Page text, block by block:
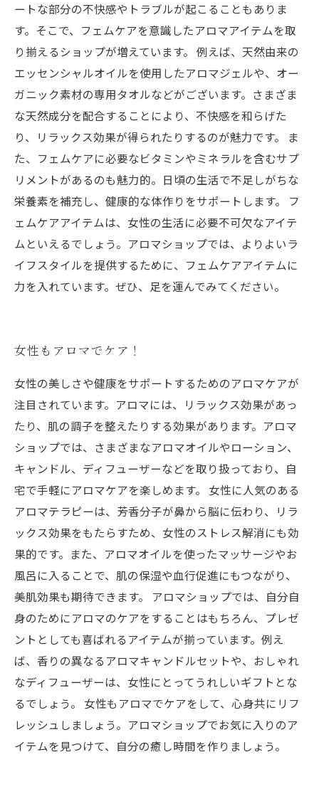
ートな部分の不快感やトラブルが起こることもありま
す。そこで、フェムケアを意識したアロマアイテムを取
り揃えるショップが増えています。 例えば、天然由来の
エッセンシャルオイルを使用したアロマジェルや、オー
ガニック素材の専用タオルなどがございます。さまざま
な天然成分を配合することにより、不快感を和らげた
り、リラックス効果が得られたりするのが魅力です。 ま
た、フェムケアに必要なビタミンやミネラルを含むサプ
リメントがあるのも魅力的。日頃の生活で不足しがちな
栄養素を補充し、健康的な体作りをサポートします。 フ
ェムケアアイテムは、女性の生活に必要不可欠なアイテ
ムといえるでしょう。アロマショップでは、よりよいラ
イフスタイルを提供するために、フェムケアアイテムに
力を入れています。ぜひ、足を運んでみてください。
女性もアロマでケア！
女性の美しさや健康をサポートするためのアロマケアが
注目されています。アロマには、リラックス効果があっ
たり、肌の調子を整えたりする効果があります。アロマ
ショップでは、さまざまなアロマオイルやローション、
キャンドル、ディフューザーなどを取り扱っており、自
宅で手軽にアロマケアを楽しめます。 女性に人気のある
アロマテラピーは、芳香分子が鼻から脳に伝わり、リラ
ックス効果をもたらすため、女性のストレス解消にも効
果的です。また、アロマオイルを使ったマッサージやお
風呂に入ることで、肌の保湿や血行促進にもつながり、
美肌効果も期待できます。 アロマショップでは、自分自
身のためにアロマのケアをすることはもちろん、プレゼ
ントとしても喜ばれるアイテムが揃っています。例え
ば、香りの異なるアロマキャンドルセットや、おしゃれ
なディフューザーは、女性にとってうれしいギフトとな
るでしょう。 女性もアロマでケアをして、心身共にリフ
レッシュしましょう。アロマショップでお気に入りのア
イテムを見つけて、自分の癒し時間を作りましょう。